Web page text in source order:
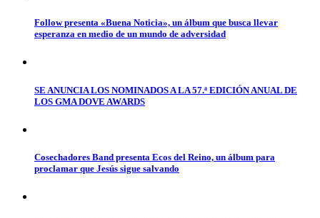
Follow presenta «Buena Noticia», un álbum que busca llevar
esperanza en medio de un mundo de adversidad
SE ANUNCIA LOS NOMINADOS A LA 57.ª EDICIÓN ANUAL DE
LOS GMA DOVE AWARDS
Cosechadores Band presenta Ecos del Reino, un álbum para
proclamar que Jesús sigue salvando